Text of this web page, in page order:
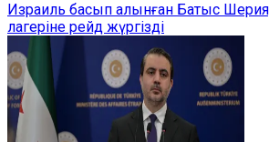
Израиль басып алынған Батыс
лагеріне рейд жүргізді